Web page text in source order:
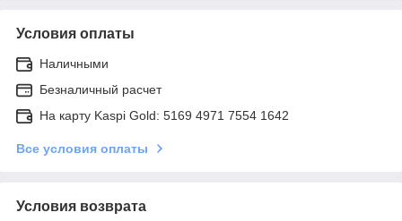
Условия оплаты
Наличными
Безналичный расчет
На карту Kaspi Gold: 5169 4971 7554 1642
Все условия оплаты
Условия возврата